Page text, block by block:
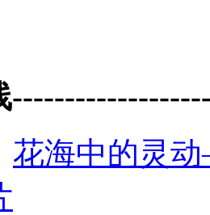
花海中的灵